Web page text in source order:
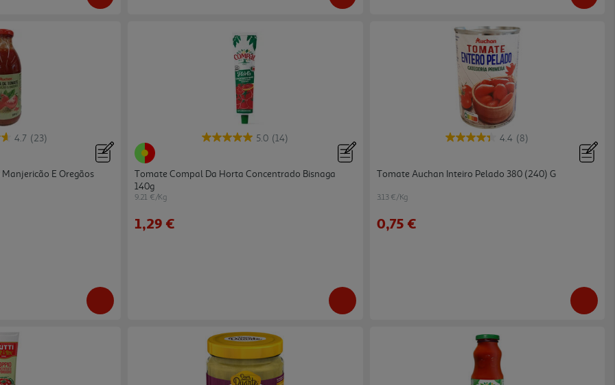
4.7 (23)
E Oregãos
5.0 (14)
Tomate Compal Da Horta Concentrado Bisnaga
140g
9.21 €/Kg
1,29 €
4.4 (8)
Tomate Auchan Inteiro Pelado 380 (240) G
3.13 €/Kg
0,75 €